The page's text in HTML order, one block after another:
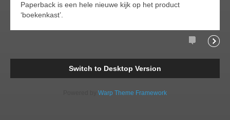
Paperback is een hele nieuwe kijk op het product
‘boekenkast’.
Comments
Switch to Desktop Version
Warp Theme Framework